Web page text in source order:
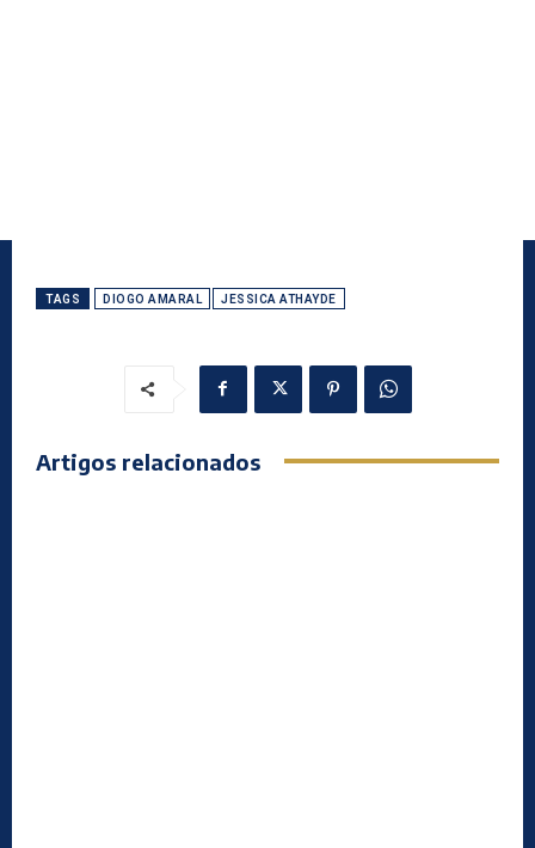
TAGS DIOGO AMARAL JESSICA ATHAYDE
Artigos relacionados